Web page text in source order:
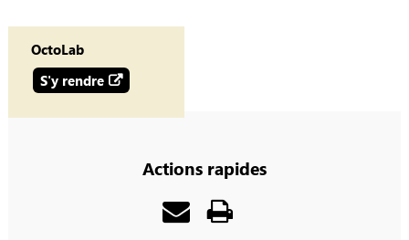
OctoLab
S'y rendre
Actions rapides